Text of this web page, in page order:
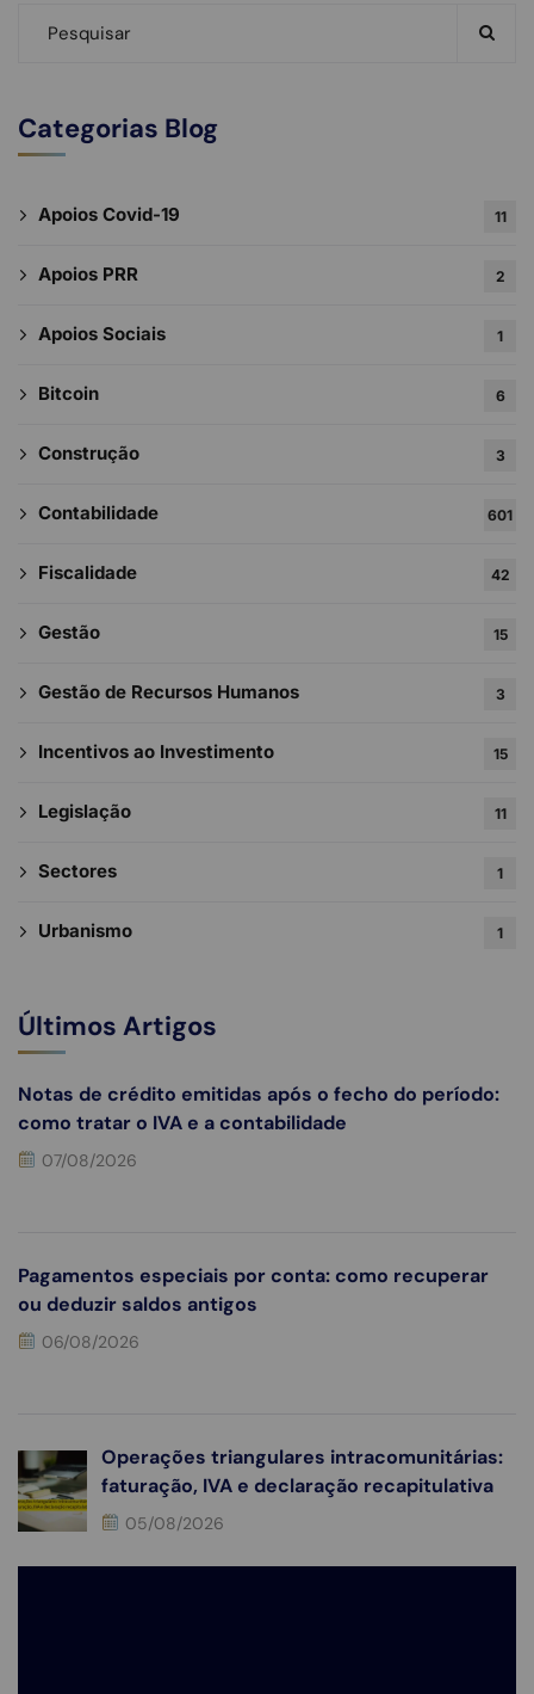
Categorias Blog
Apoios Covid-19 11
Apoios PRR 2
Apoios Sociais 1
Bitcoin 6
Construção 3
Contabilidade 601
Fiscalidade 42
Gestão 15
Gestão de Recursos Humanos 3
Incentivos ao Investimento 15
Legislação 11
Sectores 1
Urbanismo 1
Últimos Artigos
Notas de crédito emitidas após o fecho do período:
como tratar o IVA e a contabilidade
07/08/2026
Pagamentos especiais por conta: como recuperar
ou deduzir saldos antigos
06/08/2026
Operações triangulares intracomunitárias:
faturação, IVA e declaração recapitulativa
05/08/2026